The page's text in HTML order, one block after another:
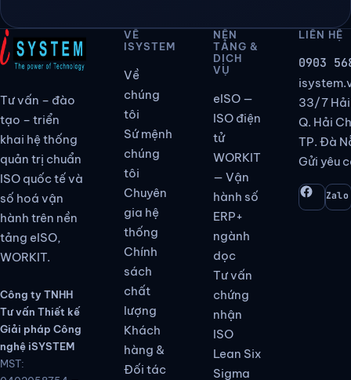
Tư vấn – đào
tạo – triển
khai hệ thống
quản trị chuẩn
ISO quốc tế và
số hoá vận
hành trên nền
tảng eISO,
WORKIT.
Công ty TNHH
Tư vấn Thiết kế
Giải pháp Công
nghệ iSYSTEM
MST:
VỀ
ISYSTEM
Về
chúng
tôi
Sứ mệnh
chúng
tôi
Chuyên
gia hệ
thống
Chính
sách
chất
lượng
Khách
hàng &
Đối tác
NỀN
TẢNG &
DỊCH
VỤ
eISO —
ISO điện
tử
WORKIT
— Vận
hành số
ERP+
ngành
dọc
Tư vấn
chứng
nhận
ISO
Lean Six
Sigma
LIÊN HỆ
0903
33/7 Hải
Q. Hải
TP. Đà
Gửi yêu
Zalo